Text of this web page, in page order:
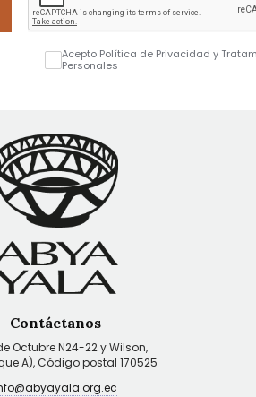
Acepto Política de Privacidad y
Personales
Contáctanos
Octubre N24-22 y Wilson,
A), Código postal 170525